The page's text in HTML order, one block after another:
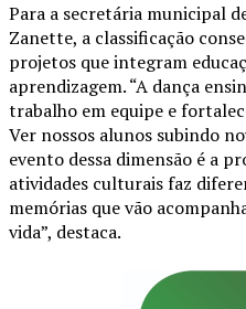
Para a secretária municipal
Zanette, a classificação
projetos que integram
aprendizagem. “A dança
trabalho em equipe e
Ver nossos alunos subindo
evento dessa dimensão é a
atividades culturais faz
memórias que vão
vida”, destaca.